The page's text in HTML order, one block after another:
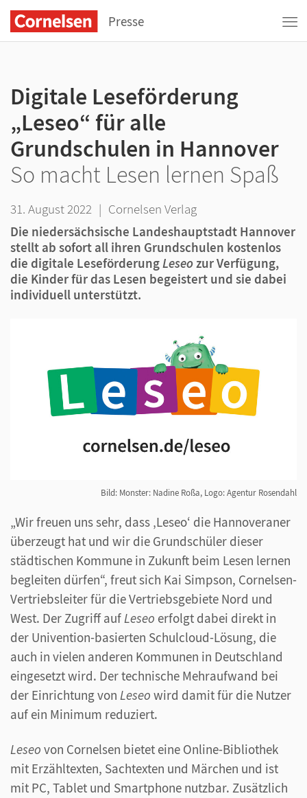
Presse
Digitale Leseförderung
„Leseo“ für alle
Grundschulen in Hannover
So macht Lesen lernen Spaß
31. August 2022 | Cornelsen Verlag
Die niedersächsische Landeshauptstadt Hannover
stellt ab sofort all ihren Grundschulen kostenlos
die digitale LeseförderungLeseozur Verfügung,
die Kinder für das Lesen begeistert und sie dabei
individuell unterstützt.
Bild: Monster: Nadine Roßa, Logo: Agentur Rosendahl
„Wir freuen uns sehr, dass ‚Leseo‘ die Hannoveraner
überzeugt hat und wir die Grundschüler dieser
städtischen Kommune in Zukunft beim Lesen lernen
begleiten dürfen“, freut sich Kai Simpson, Cornelsen-
Vertriebsleiter für die Vertriebsgebiete Nord und
West. Der Zugriff aufLeseo erfolgt dabei direkt in
der Univention-basierten Schulcloud-Lösung, die
auch in vielen anderen Kommunen in Deutschland
eingesetzt wird. Der technische Mehraufwand bei
der Einrichtung von Leseo wird damit für die Nutzer
auf ein Minimum reduziert.
Leseo von Cornelsen bietet eine Online-Bibliothek
mit Erzähltexten, Sachtexten und Märchen und ist
mit PC, Tablet und Smartphone nutzbar. Zusätzlich